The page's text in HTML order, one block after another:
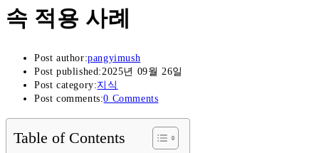
속 적용 사례
Post author:pangyimush
Post published:2025년 09월 26일
Post category:지식
Post comments:0 Comments
Table of Contents